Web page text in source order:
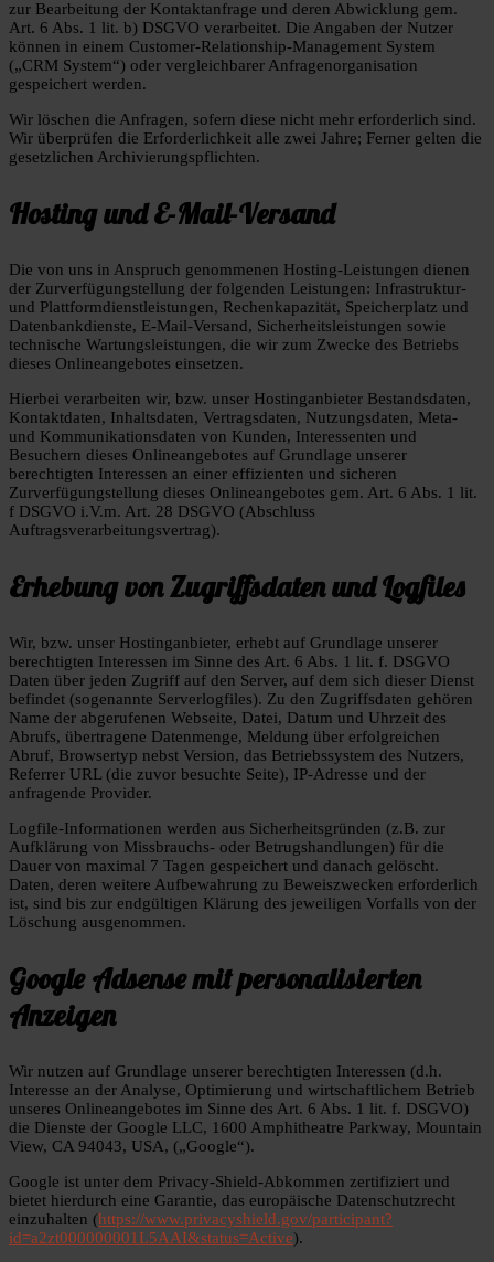
zur Bearbeitung der Kontaktanfrage und deren Abwicklung gem.
Art. 6 Abs. 1 lit. b) DSGVO verarbeitet. Die Angaben der Nutzer
können in einem Customer-Relationship-Management System
(„CRM System“) oder vergleichbarer Anfragenorganisation
gespeichert werden.
Wir löschen die Anfragen, sofern diese nicht mehr erforderlich sind.
Wir überprüfen die Erforderlichkeit alle zwei Jahre; Ferner gelten die
gesetzlichen Archivierungspflichten.
Hosting und E-Mail-Versand
Die von uns in Anspruch genommenen Hosting-Leistungen dienen
der Zurverfügungstellung der folgenden Leistungen: Infrastruktur-
und Plattformdienstleistungen, Rechenkapazität, Speicherplatz und
Datenbankdienste, E-Mail-Versand, Sicherheitsleistungen sowie
technische Wartungsleistungen, die wir zum Zwecke des Betriebs
dieses Onlineangebotes einsetzen.
Hierbei verarbeiten wir, bzw. unser Hostinganbieter Bestandsdaten,
Kontaktdaten, Inhaltsdaten, Vertragsdaten, Nutzungsdaten, Meta-
und Kommunikationsdaten von Kunden, Interessenten und
Besuchern dieses Onlineangebotes auf Grundlage unserer
berechtigten Interessen an einer effizienten und sicheren
Zurverfügungstellung dieses Onlineangebotes gem. Art. 6 Abs. 1 lit.
f DSGVO i.V.m. Art. 28 DSGVO (Abschluss
Auftragsverarbeitungsvertrag).
Erhebung von Zugriffsdaten und Logfiles
Wir, bzw. unser Hostinganbieter, erhebt auf Grundlage unserer
berechtigten Interessen im Sinne des Art. 6 Abs. 1 lit. f. DSGVO
Daten über jeden Zugriff auf den Server, auf dem sich dieser Dienst
befindet (sogenannte Serverlogfiles). Zu den Zugriffsdaten gehören
Name der abgerufenen Webseite, Datei, Datum und Uhrzeit des
Abrufs, übertragene Datenmenge, Meldung über erfolgreichen
Abruf, Browsertyp nebst Version, das Betriebssystem des Nutzers,
Referrer URL (die zuvor besuchte Seite), IP-Adresse und der
anfragende Provider.
Logfile-Informationen werden aus Sicherheitsgründen (z.B. zur
Aufklärung von Missbrauchs- oder Betrugshandlungen) für die
Dauer von maximal 7 Tagen gespeichert und danach gelöscht.
Daten, deren weitere Aufbewahrung zu Beweiszwecken erforderlich
ist, sind bis zur endgültigen Klärung des jeweiligen Vorfalls von der
Löschung ausgenommen.
Google Adsense mit personalisierten
Anzeigen
Wir nutzen auf Grundlage unserer berechtigten Interessen (d.h.
Interesse an der Analyse, Optimierung und wirtschaftlichem Betrieb
unseres Onlineangebotes im Sinne des Art. 6 Abs. 1 lit. f. DSGVO)
die Dienste der Google LLC, 1600 Amphitheatre Parkway, Mountain
View, CA 94043, USA, („Google“).
Google ist unter dem Privacy-Shield-Abkommen zertifiziert und
bietet hierdurch eine Garantie, das europäische Datenschutzrecht
einzuhalten (https://www.privacyshield.gov/participant?
id=a2zt000000001L5AAI&status=Active).